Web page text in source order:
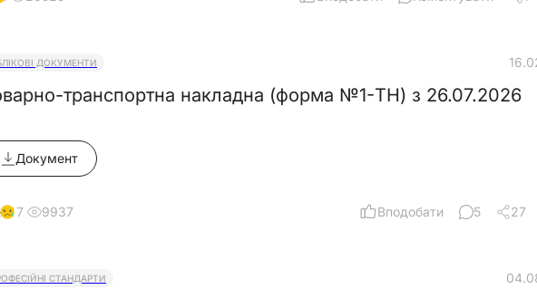
ДОКУМЕНТИ
транспортна накладна (форма №1-ТН) з 26.07.2026
Документ
17 9937 Вподобати 5 27
СТАНДАРТИ